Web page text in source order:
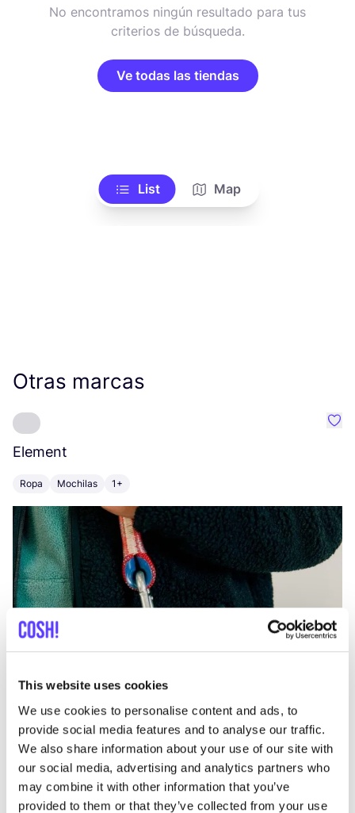
This website uses cookies
We use cookies to personalise content and ads, to
provide social media features and to analyse our traffic.
We also share information about your use of our site with
our social media, advertising and analytics partners who
may combine it with other information that you’ve
provided to them or that they’ve collected from your use
No encontramos ningún resultado para tus
criterios de búsqueda.
Ve todas las tiendas
List Map
Otras marcas
Element
Ropa Mochilas 1+